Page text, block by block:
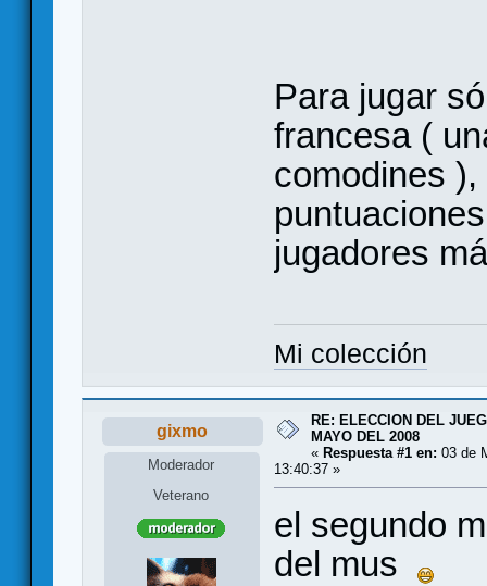
Para jugar
francesa (
comodines
jugadores
Mi colección
gixmo
Moderador
Veterano
RE: ELECCION DEL
MAYO DEL 2008
« Respuesta #1 en: 03 de
13:40:37 »
el segundo
del mus